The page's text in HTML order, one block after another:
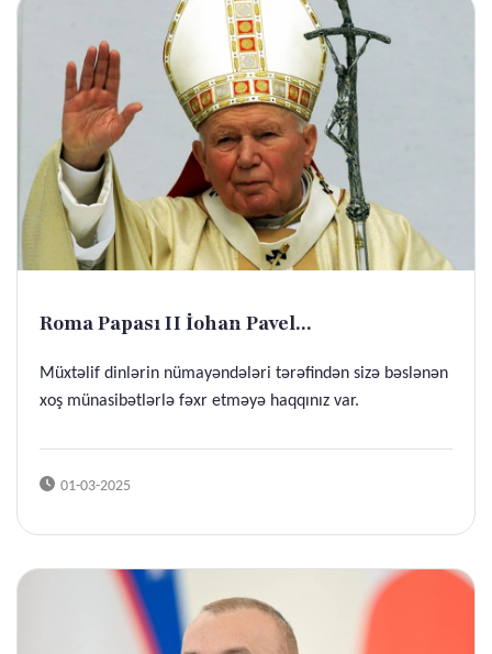
Roma Papası II İohan Pavel...
Müxtəlif dinlərin nümayəndələri tərəfindən sizə bəslənən
xoş münasibətlərlə fəxr etməyə haqqınız var.
01-03-2025